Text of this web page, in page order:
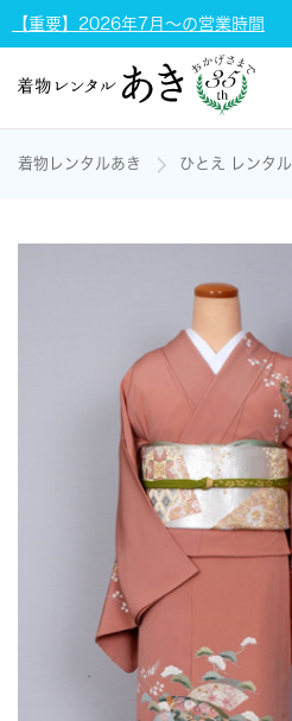
【重要】2026年7月～の営業時間
着物レンタルあき ひとえ レンタル